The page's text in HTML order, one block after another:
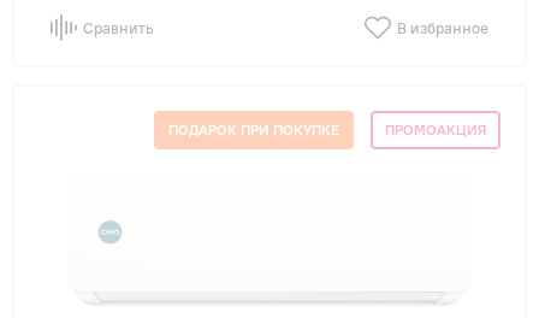
Сравнить В избранное
ПОДАРОК ПРИ ПОКУПКЕ ПРОМОАКЦИЯ